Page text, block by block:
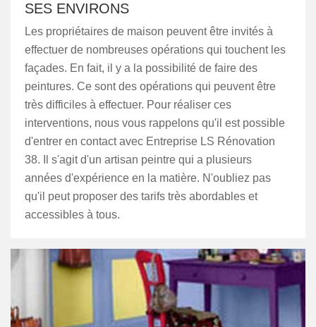
SES ENVIRONS
Les propriétaires de maison peuvent être invités à
effectuer de nombreuses opérations qui touchent les
façades. En fait, il y a la possibilité de faire des
peintures. Ce sont des opérations qui peuvent être
très difficiles à effectuer. Pour réaliser ces
interventions, nous vous rappelons qu'il est possible
d'entrer en contact avec Entreprise LS Rénovation
38. Il s'agit d'un artisan peintre qui a plusieurs
années d'expérience en la matière. N'oubliez pas
qu'il peut proposer des tarifs très abordables et
accessibles à tous.